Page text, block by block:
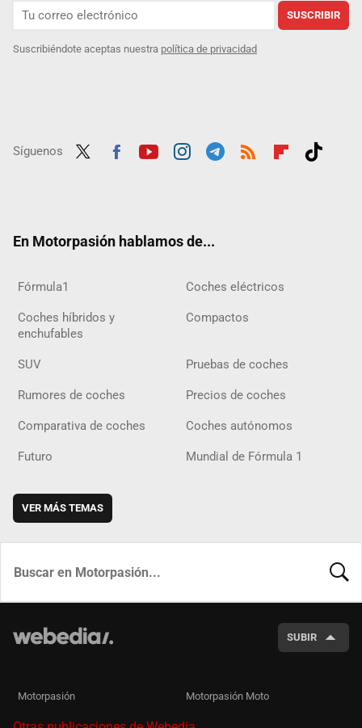
SUSCRIBIR
Suscribiéndote aceptas nuestra política de privacidad
Síguenos
En Motorpasión hablamos de...
Fórmula1 Coches eléctricos
Coches híbridos y
enchufables
Compactos
SUV Pruebas de coches
Rumores de coches Precios de coches
Comparativa de coches Coches autónomos
Futuro Mundial de Fórmula 1
VER MÁS TEMAS
SUBIR
Motorpasión Motorpasión Moto